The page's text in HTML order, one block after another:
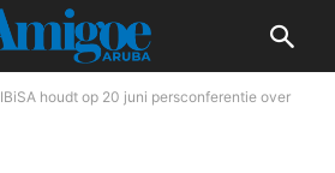
IBiSA houdt op 20 juni persconferentie over